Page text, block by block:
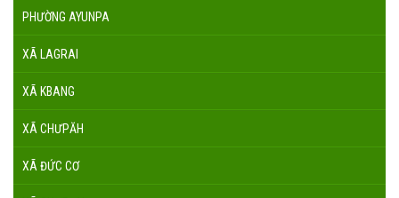
PHƯỜNG AYUNPA
XÃ LAGRAI
XÃ KBANG
XÃ CHƯPĂH
XÃ ĐỨC CƠ